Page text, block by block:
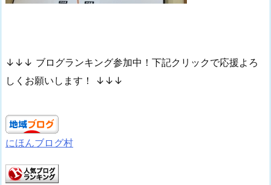
↓↓↓ ブログランキング参加中！下記クリックで応援よろ
しくお願いします！ ↓↓↓
にほんブログ村